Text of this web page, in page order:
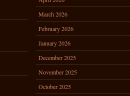
March 2026
February 2026
January 2026
December 2025
November 2025
October 2025